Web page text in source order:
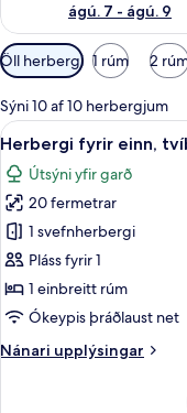
ágú. 7 - ágú. 9
Síur
í
boði
fyrir
herbergi
Öll herbergi 1 rúm 2
Sýni 10 af 10 herbergjum
Skoða
allar
myndir
fyrir
Herbergi
fyrir
einn,
tvíbreitt
4
Herbergi fyrir einn,
Útsýni yfir garð
20 fermetrar
1 svefnherbergi
Pláss fyrir 1
1 einbreitt rúm
Ókeypis þráðlaust net
Nánari upplýsingar
Nánari